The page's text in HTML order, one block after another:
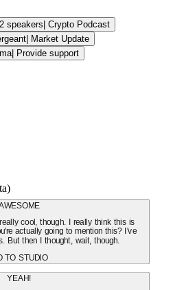
2 speakers| Crypto Podcast
| Market Update
| Provide support
cool, though. I really think this is
actually going to mention this? I've
But then I thought, wait, though.
TO STUDIO
YEAH!